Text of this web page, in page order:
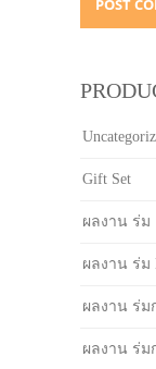
Gift Set
ผลงาน ร่ม
ผลงาน ร่ม
ผลงาน ร่ม
ผลงาน ร่ม